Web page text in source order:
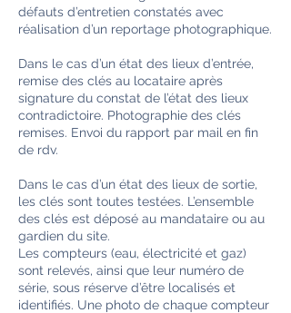
défauts d’entretien constatés avec
réalisation d’un reportage photographique.
Dans le cas d’un état des lieux d’entrée,
remise des clés au locataire après
signature du constat de l’état des lieux
contradictoire. Photographie des clés
remises. Envoi du rapport par mail en fin
de rdv.
Dans le cas d’un état des lieux de sortie,
les clés sont toutes testées. L’ensemble
des clés est déposé au mandataire ou au
gardien du site.
Les compteurs (eau, électricité et gaz)
sont relevés, ainsi que leur numéro de
série, sous réserve d’être localisés et
identifiés. Une photo de chaque compteur